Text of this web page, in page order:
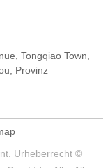
Tongqiao Town,
Provinz
Urheberrecht ©